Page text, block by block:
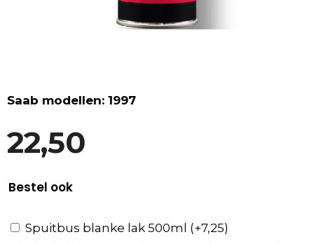
Saab modellen: 1997
22,50
Bestel ook
Spuitbus blanke lak 500ml (+7,25)